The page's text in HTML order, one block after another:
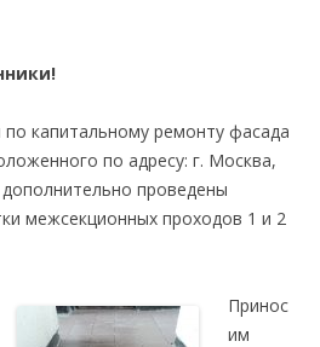
капитальному ремонту фасада
по адресу: г. Москва,
проведены
межсекционных проходов 1 и 2
Принос
им